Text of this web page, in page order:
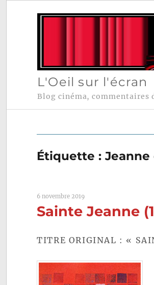
L'Oeil sur l'écran
Blog cinéma, commentaires
Étiquette :Jeanne
6 novembre 2019
Sainte Jeanne
TITRE ORIGINAL : «